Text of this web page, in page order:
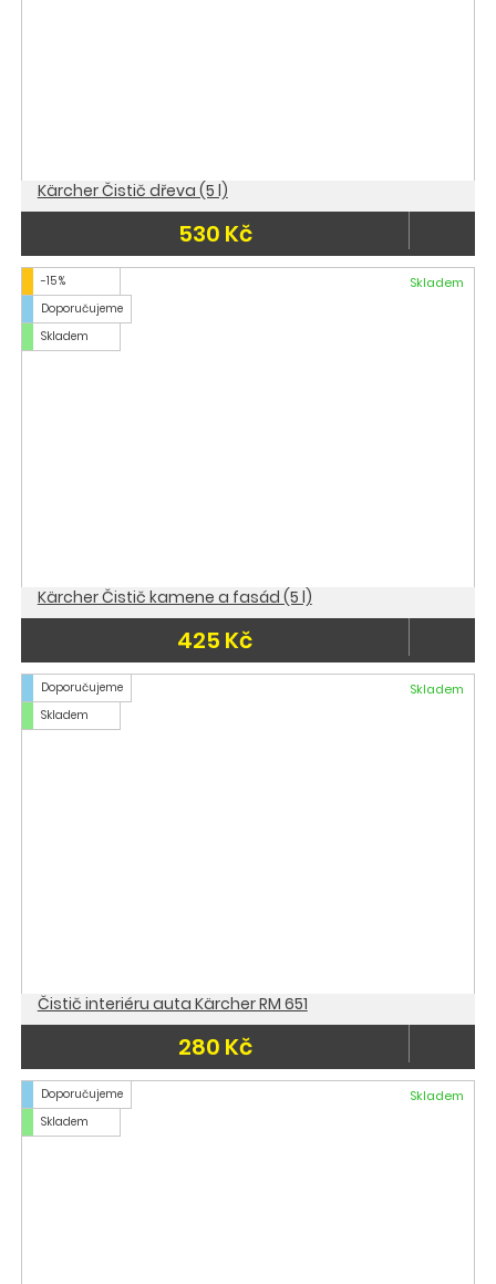
Kärcher Čistič dřeva (5 l)
530 Kč
-15 %
Doporučujeme
Skladem
Skladem
Kärcher Čistič kamene a fasád (5 l)
425 Kč
Doporučujeme
Skladem
Skladem
Čistič interiéru auta Kärcher RM 651
280 Kč
Doporučujeme
Skladem
Skladem